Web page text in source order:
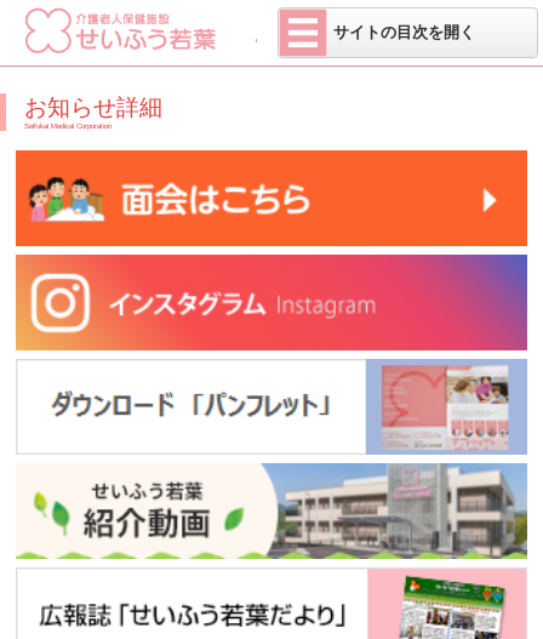
医療法人 せい
サイトの目次を開く
お知らせ詳細
Seifukai Medical Corporation